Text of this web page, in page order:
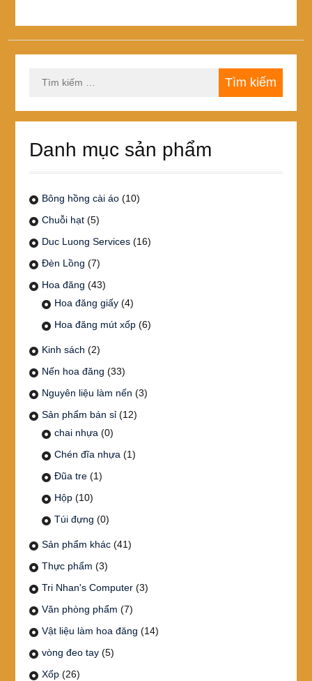
kiếm
Danh mục sản phẩm
Bông hồng cài áo (10)
Chuỗi hạt (5)
Duc Luong Services (16)
Đèn Lồng (7)
Hoa đăng (43)
Hoa đăng giấy (4)
Hoa đăng mút xốp (6)
Kinh sách (2)
Nến hoa đăng (33)
Nguyên liệu làm nến (3)
Sản phẩm bán sỉ (12)
chai nhựa (0)
Chén đĩa nhựa (1)
Đũa tre (1)
Hộp (10)
Túi đựng (0)
Sản phẩm khác (41)
Thực phẩm (3)
Tri Nhan's Computer (3)
Văn phòng phẩm (7)
Vật liệu làm hoa đăng (14)
vòng đeo tay (5)
Xốp (26)